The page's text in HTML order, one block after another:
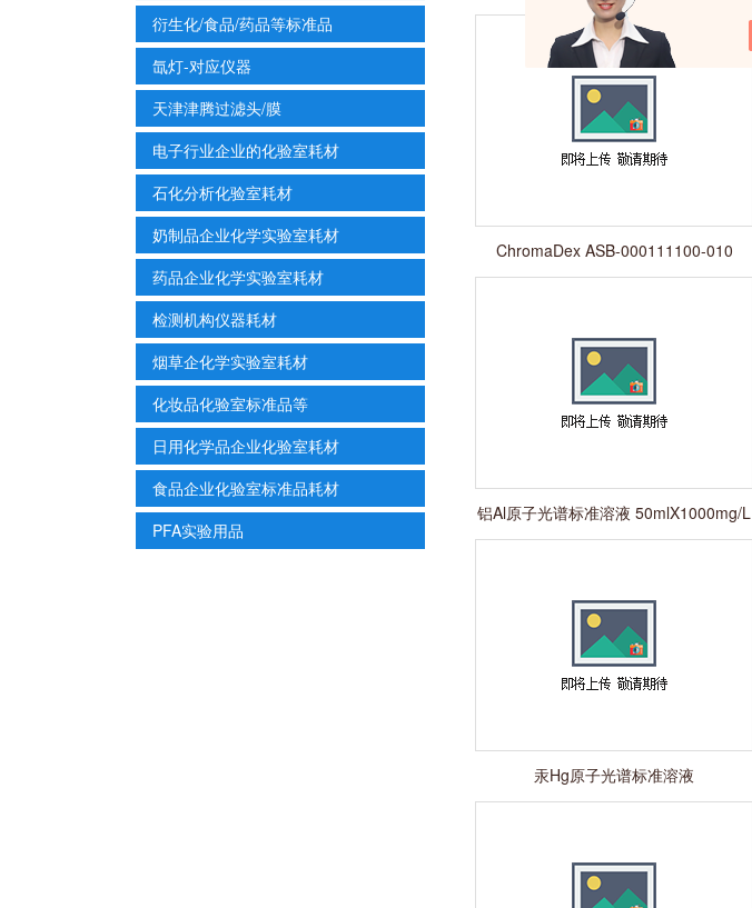
衍生化/食品/药品等标准品
氙灯-对应仪器
天津津腾过滤头/膜
电子行业企业的化验室耗材
石化分析化验室耗材
奶制品企业化学实验室耗材
药品企业化学实验室耗材
检测机构仪器耗材
烟草企化学实验室耗材
化妆品化验室标准品等
日用化学品企业化验室耗材
食品企业化验室标准品耗材
PFA实验用品
Dibenz（A,H）Acridine S
ChromaDex ASB-000111100-010
铝Al原子光谱标准溶液 50mlX1000mg/L
汞Hg原子光谱标准溶液
50mlX1000mg/L